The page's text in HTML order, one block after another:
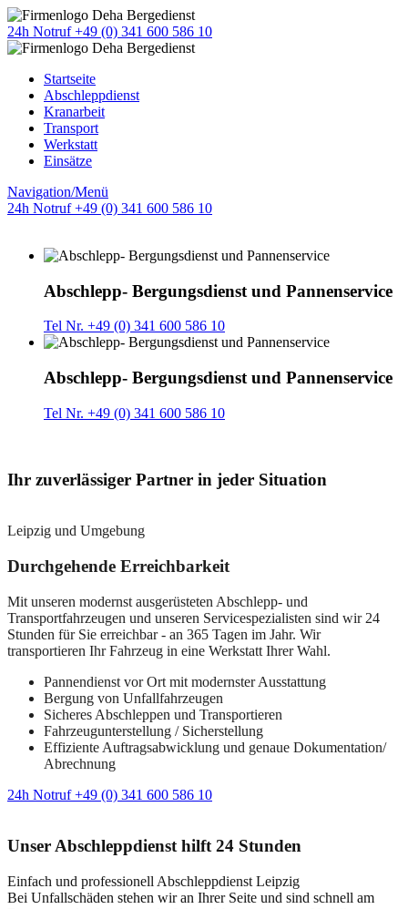
24h Notruf +49 (0) 341 600 586 10
Startseite
Abschleppdienst
Kranarbeit
Transport
Werkstatt
Einsätze
Navigation/Menü
24h Notruf +49 (0) 341 600 586 10
Abschlepp- Bergungsdienst und Pannenservice
Tel Nr. +49 (0) 341 600 586 10
Abschlepp- Bergungsdienst und Pannenservice
Tel Nr. +49 (0) 341 600 586 10
Ihr zuverlässiger Partner in jeder Situation
Leipzig und Umgebung
Durchgehende Erreichbarkeit
Mit unseren modernst ausgerüsteten Abschlepp- und
Transportfahrzeugen und unseren Servicespezialisten sind wir 24
Stunden für Sie erreichbar - an 365 Tagen im Jahr. Wir
transportieren Ihr Fahrzeug in eine Werkstatt Ihrer Wahl.
Pannendienst vor Ort mit modernster Ausstattung
Bergung von Unfallfahrzeugen
Sicheres Abschleppen und Transportieren
Fahrzeugunterstellung / Sicherstellung
Effiziente Auftragsabwicklung und genaue Dokumentation/
Abrechnung
24h Notruf +49 (0) 341 600 586 10
Unser Abschleppdienst hilft 24 Stunden
Einfach und professionell Abschleppdienst Leipzig
Bei Unfallschäden stehen wir an Ihrer Seite und sind schnell am